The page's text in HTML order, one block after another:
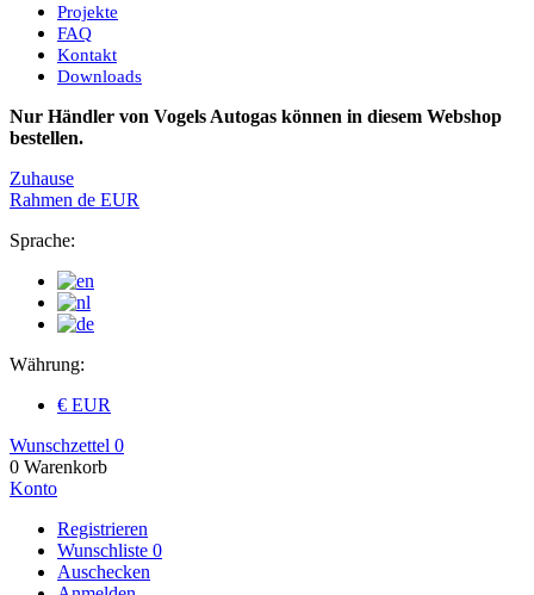
Projekte
FAQ
Kontakt
Downloads
Nur Händler von Vogels Autogas können in diesem Webshop
bestellen.
Zuhause
Rahmen de EUR
Sprache:
Währung:
€ EUR
Wunschzettel 0
0 Warenkorb
Konto
Registrieren
Wunschliste 0
Auschecken